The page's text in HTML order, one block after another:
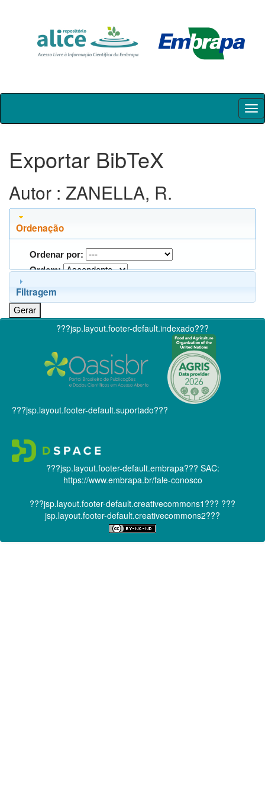
Skip
Exportar BibTeX
Autor : ZANELLA, R.
Ordenação
Ordenar por:
Ordem:
Filtragem
???jsp.layout.footer-default.indexado???
???jsp.layout.footer-default.suportado???
???jsp.layout.footer-default.embrapa??? SAC:
https://www.embrapa.br/fale-conosco
???jsp.layout.footer-default.creativecommons1??? ???
jsp.layout.footer-default.creativecommons2???